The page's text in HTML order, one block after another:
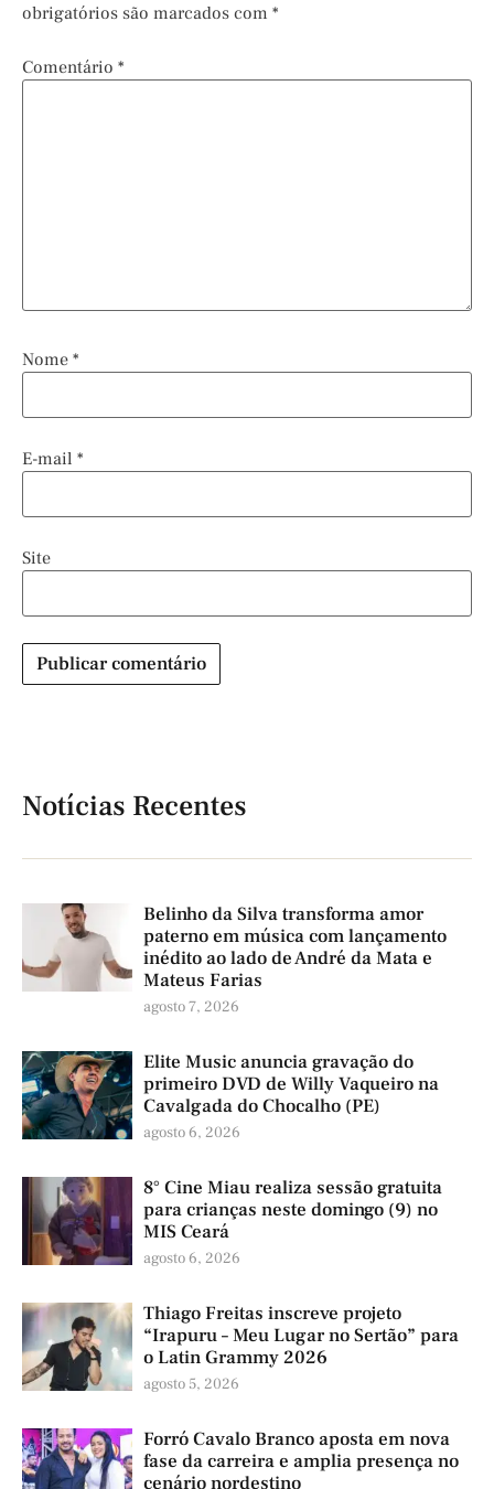
obrigatórios são marcados com *
Comentário *
Nome *
E-mail *
Site
Notícias Recentes
Belinho da Silva transforma amor
paterno em música com lançamento
inédito ao lado de André da Mata e
Mateus Farias
agosto 7, 2026
Elite Music anuncia gravação do
primeiro DVD de Willy Vaqueiro na
Cavalgada do Chocalho (PE)
agosto 6, 2026
8° Cine Miau realiza sessão gratuita
para crianças neste domingo (9) no
MIS Ceará
agosto 6, 2026
Thiago Freitas inscreve projeto
“Irapuru – Meu Lugar no Sertão” para
o Latin Grammy 2026
agosto 5, 2026
Forró Cavalo Branco aposta em nova
fase da carreira e amplia presença no
cenário nordestino